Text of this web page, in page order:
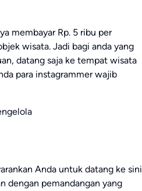
membayar Rp. 5 ribu per
wisata. Jadi bagi anda yang
datang saja ke tempat wisata
para instagrammer wajib
Anda untuk datang ke sini
dengan pemandangan yang